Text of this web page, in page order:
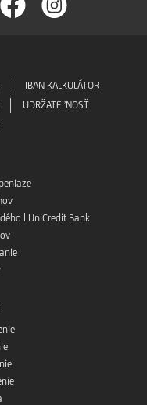
IBAN KALKULÁTOR
UDRŽATEĽNOSŤ
| UniCredit Bank